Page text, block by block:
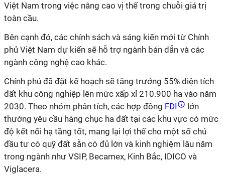
Việt Nam trong việc nâng cao vị thế trong chuỗi giá trị
toàn cầu.
Bên cạnh đó, các chính sách và sáng kiến mới từ Chính
phủ Việt Nam dự kiến sẽ hỗ trợ ngành bán dẫn và các
ngành công nghệ cao khác.
Chính phủ đã đặt kế hoạch sẽ tăng trưởng 55% diện tích
đất khu công nghiệp lên mức xấp xỉ 210.900 ha vào năm
2030. Theo nhóm phân tích, các hợp đồng FDI
lớn
thường yêu cầu hàng chục ha đất tại các khu vực có mức
độ kết nối hạ tầng tốt, mang lại lợi thế cho một số chủ
đầu tư có quỹ đất sẵn có đủ lớn và kinh nghiệm lâu năm
trong ngành như VSIP, Becamex, Kinh Bắc, IDICO và
Viglacera.